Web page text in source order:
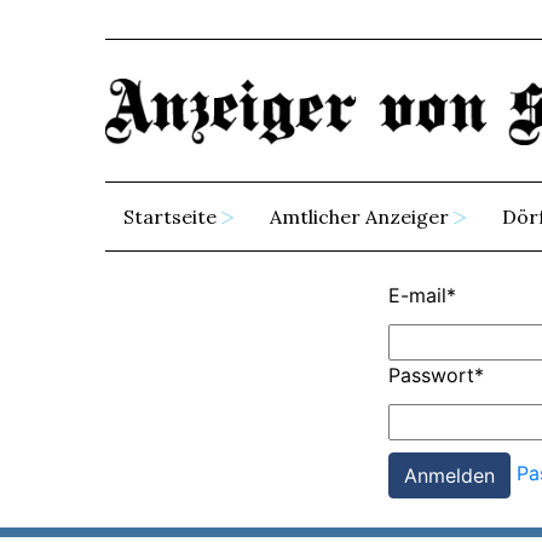
Startseite Amtlicher Anzeiger
E-mail*
Passwort*